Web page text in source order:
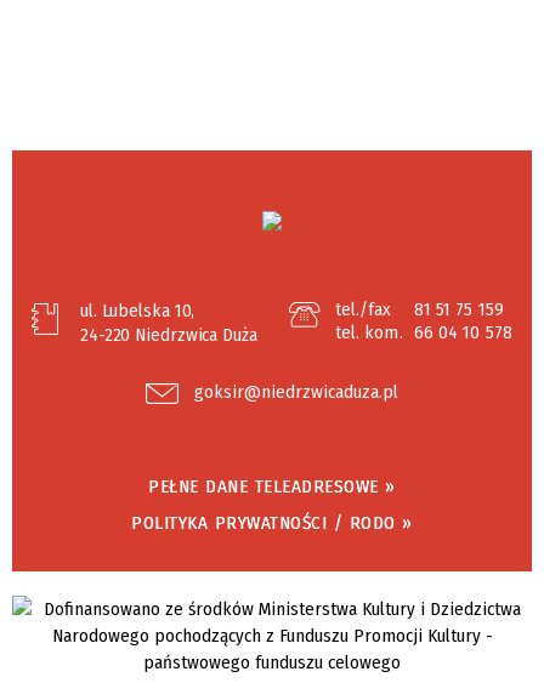
ul. Lubelska 10,
24-220 Niedrzwica Duża
tel./fax
81 51 75 159
tel. kom. 66 04 10 578
goksir@niedrzwicaduza.pl
PEŁNE DANE TELEADRESOWE »
POLITYKA PRYWATNOŚCI / RODO »